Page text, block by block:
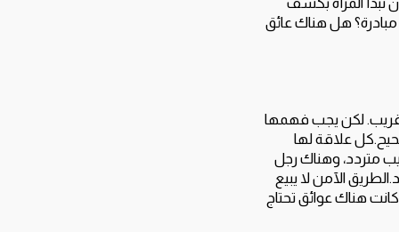
هل هناك عائق
قريب. لكن يجب فهمها
علاقة لها
متردد، وهناك رجل
الآمن لا يبيع
كانت هناك عوائق تحتاج